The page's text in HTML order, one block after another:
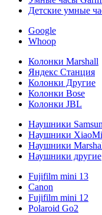
Детские умные
Google
Whoop
Колонки Marshall
Яндекс Станция
Колонки Другие
Колонки Bose
Колонки JBL
Наушники
Наушники XiaoMi
Наушники
Наушники другие
Fujifilm mini 13
Canon
Fujifilm mini 12
Polaroid Go2